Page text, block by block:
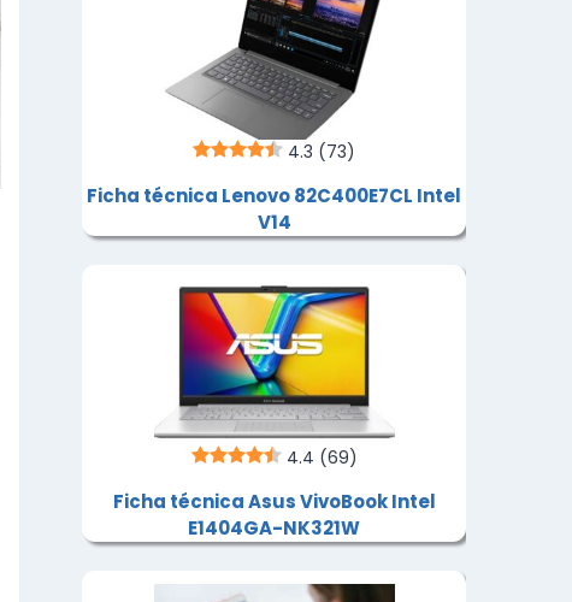
4.3 (73)
Ficha técnica Lenovo 82C400E7CL Intel
V14
4.4 (69)
Ficha técnica Asus VivoBook Intel
E1404GA-NK321W